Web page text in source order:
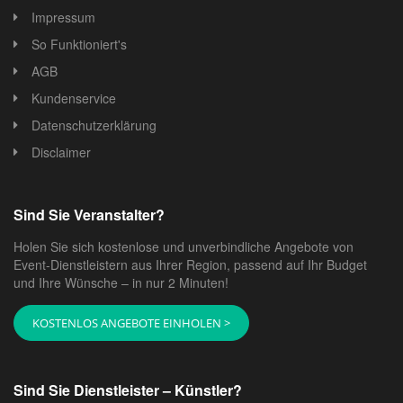
Einer der größten Vorteile eines Zeltes ist seine
sind Sie nicht durch Raumgrößen oder andere
Gebäude eingeschränkt. Sie müssen lediglich eine
möglichst flache Ebene finden, auf der Sie gemütlich ihr
Wie wählen Sie Ihr Festzelt
richtig aus?
Wenn Sie das richtige Zelt suchen, müssen Sie sich an
einigen Kriterien orientieren.
Größe
genaue Anzahl der Gäste festlegen. Alles weitere hängt
Impressum
So Funktioniert's
AGB
Kundenservice
Datenschutzerklärung
Disclaimer
Sind Sie Veranstalter?
Holen Sie sich kostenlose und unverbindliche Angebote von
Event-Dienstleistern aus Ihrer Region, passend auf Ihr Budget
und Ihre Wünsche – in nur 2 Minuten!
KOSTENLOS ANGEBOTE EINHOLEN >
Sind Sie Dienstleister – Künstler?